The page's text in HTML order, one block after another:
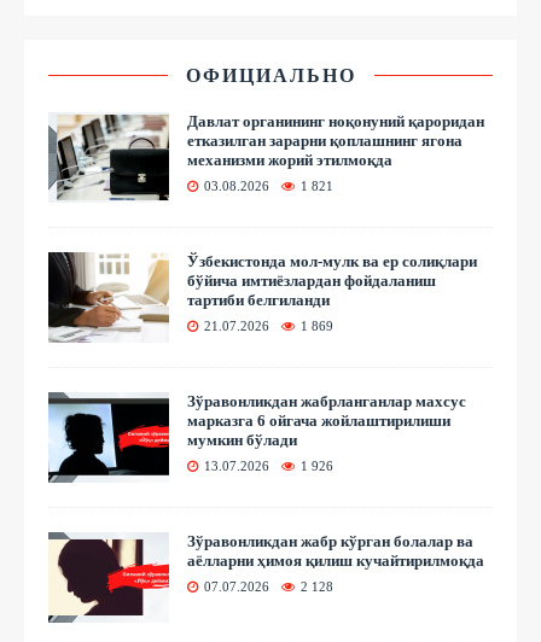
ОФИЦИАЛЬНО
Давлат органининг ноқонуний қароридан
етказилган зарарни қоплашнинг ягона
механизми жорий этилмоқда
03.08.2026 1 821
Ўзбекистонда мол-мулк ва ер солиқлари
бўйича имтиёзлардан фойдаланиш
тартиби белгиланди
21.07.2026 1 869
Зўравонликдан жабрланганлар махсус
марказга 6 ойгача жойлаштирилиши
мумкин бўлади
13.07.2026 1 926
Зўравонликдан жабр кўрган болалар ва
аёлларни ҳимоя қилиш кучайтирилмоқда
07.07.2026 2 128